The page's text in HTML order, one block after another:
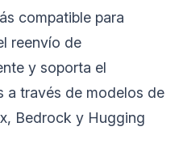
compatible para
reenvío de
y soporta el
a través de modelos de
Bedrock y Hugging